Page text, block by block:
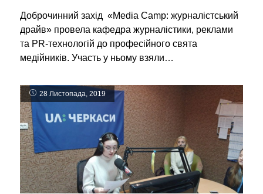
Доброчинний захід «Media Camp: журналістський
драйв» провела кафедра журналістики, реклами
та PR-технологій до професійного свята
медійників. Участь у ньому взяли…
28 Листопада, 2019